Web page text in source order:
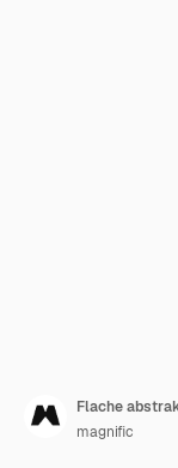
Flache
magnific